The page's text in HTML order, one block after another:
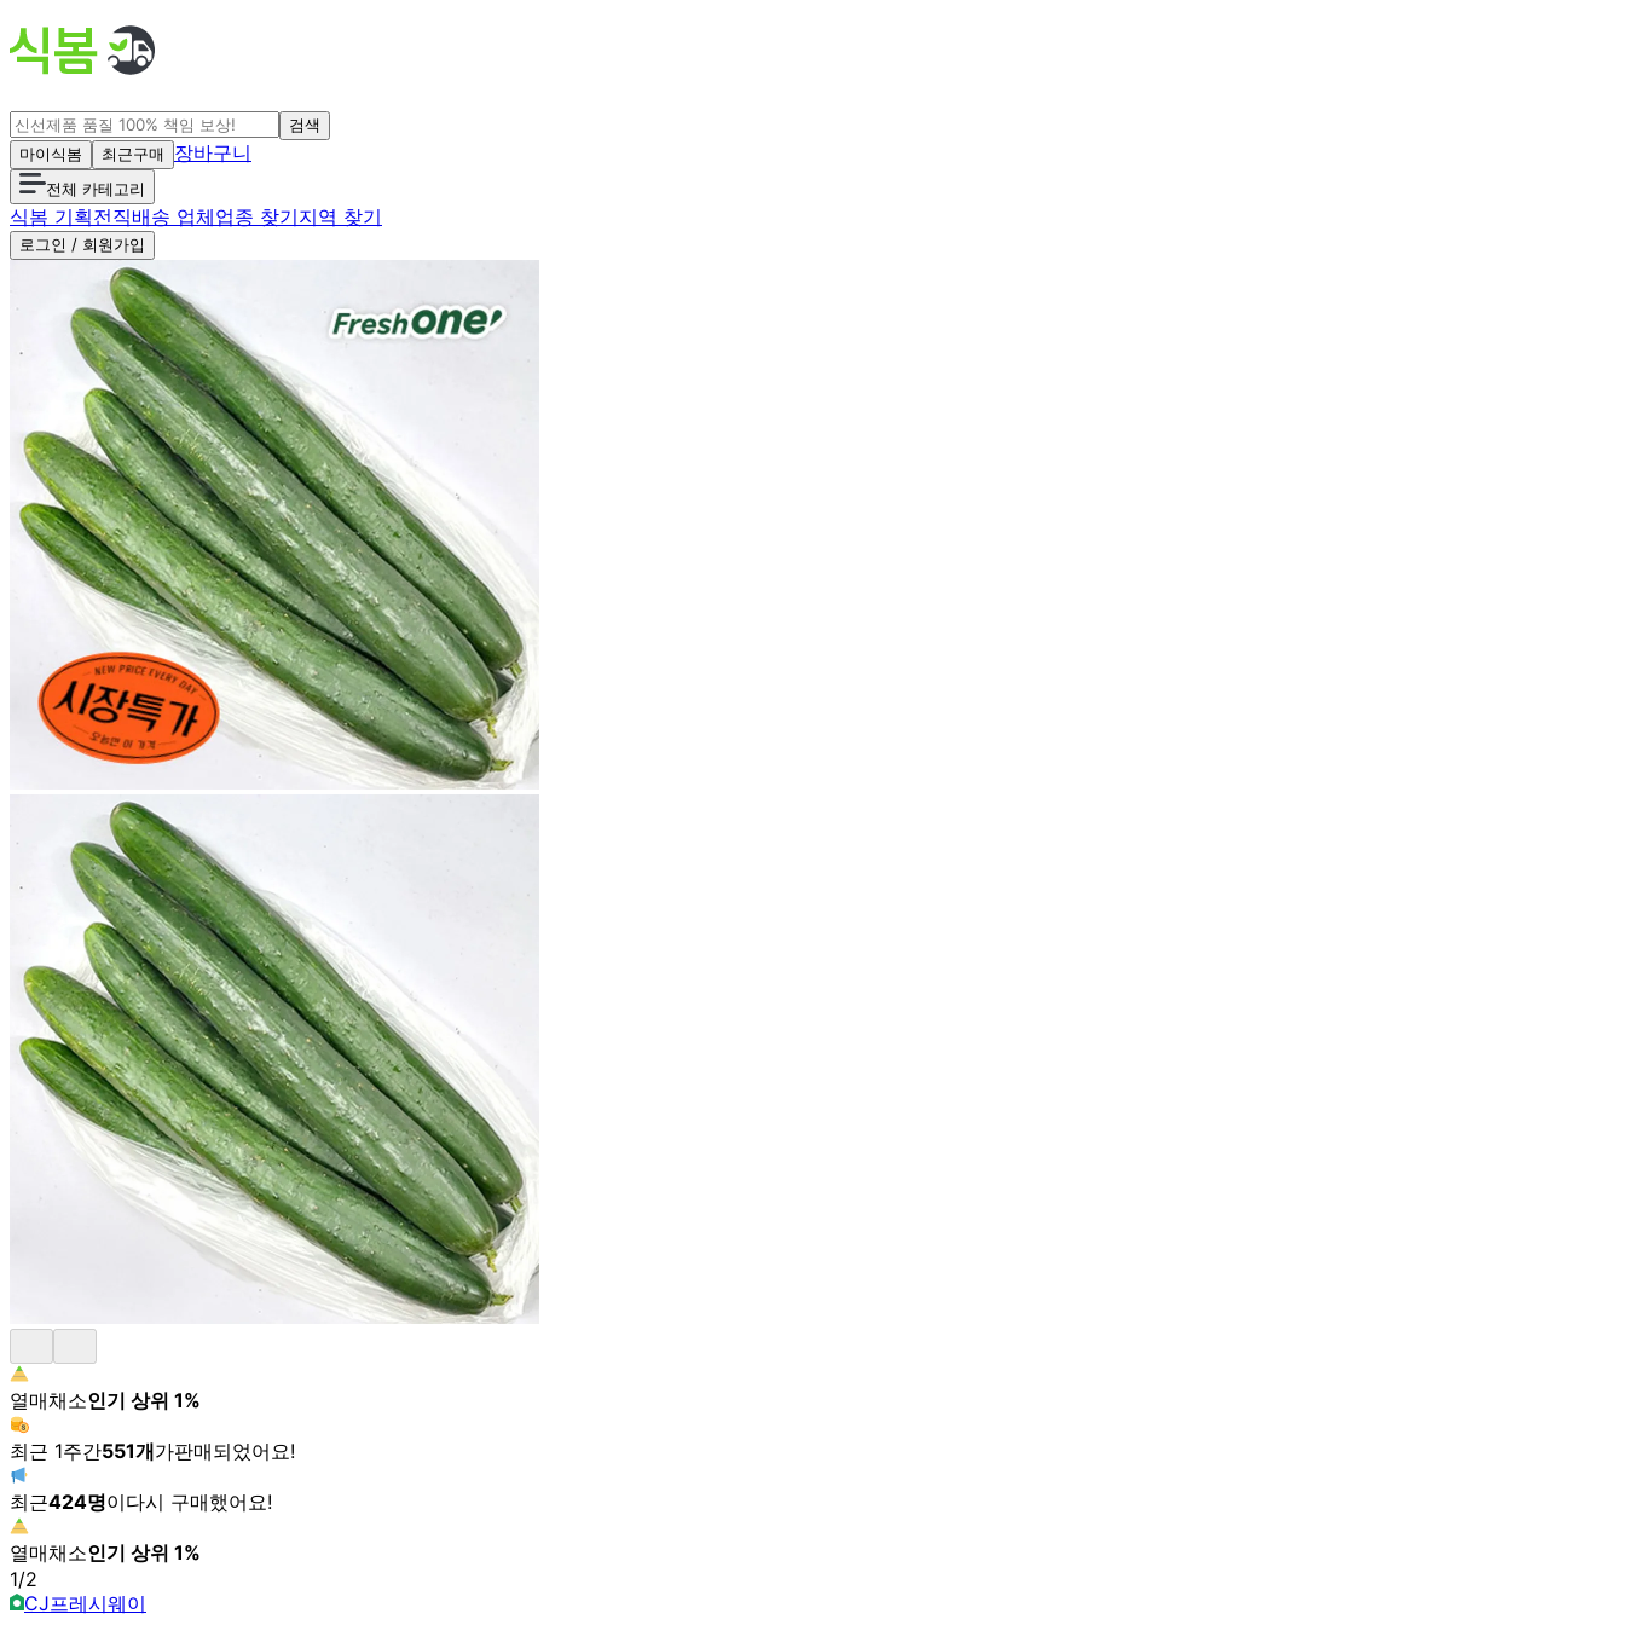
검색
마이식봄
최근구매 장바구니
전체 카테고리
식봄 기획전직배송 업체업종 찾기지역 찾기
로그인 / 회원가입
열매채소인기 상위 1%
최근 1주간551개가판매되었어요!
최근424명이다시 구매했어요!
열매채소인기 상위 1%
1/2
CJ프레시웨이